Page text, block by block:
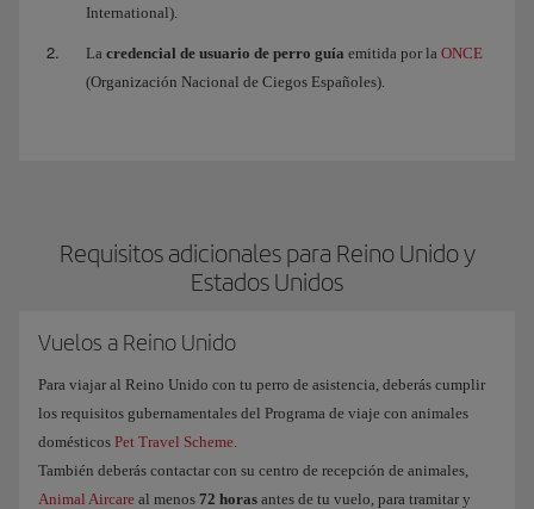
International).
La credencial de usuario de perro guía emitida por la ONCE
(Organización Nacional de Ciegos Españoles).
Requisitos adicionales para Reino Unido y
Estados Unidos
Vuelos a Reino Unido
Para viajar al Reino Unido con tu perro de asistencia, deberás cumplir
los requisitos gubernamentales del Programa de viaje con animales
domésticos Pet Travel Scheme.
También deberás contactar con su centro de recepción de animales,
Animal Aircare al menos 72 horas antes de tu vuelo, para tramitar y